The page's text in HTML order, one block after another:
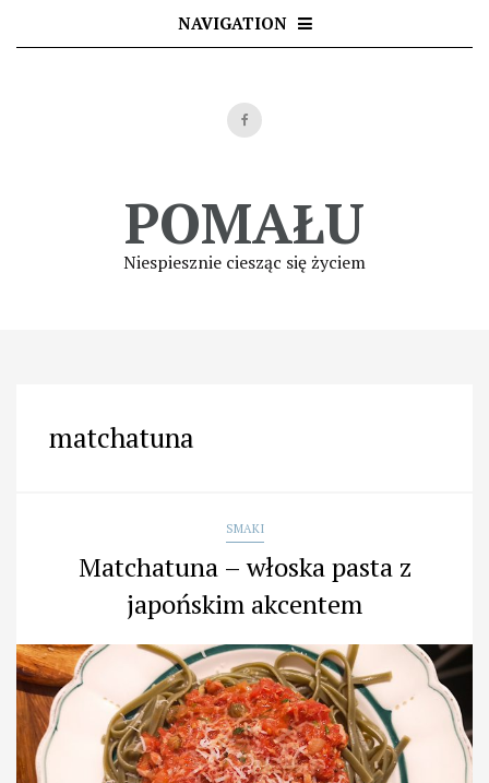
NAVIGATION
POMAŁU
Niespiesznie ciesząc się życiem
matchatuna
SMAKI
Matchatuna – włoska pasta z
japońskim akcentem